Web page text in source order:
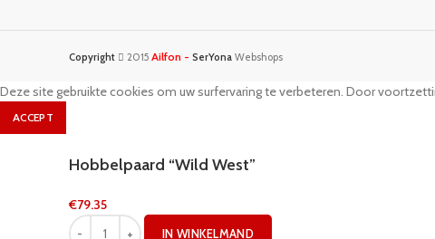
Copyright 2015 Ailfon - SerYona Webshops
Deze site gebruikte cookies om uw surfervaring te verbeteren. Door
ACCEPT
Hobbelpaard “Wild West”
€79.35
IN WINKELMAND